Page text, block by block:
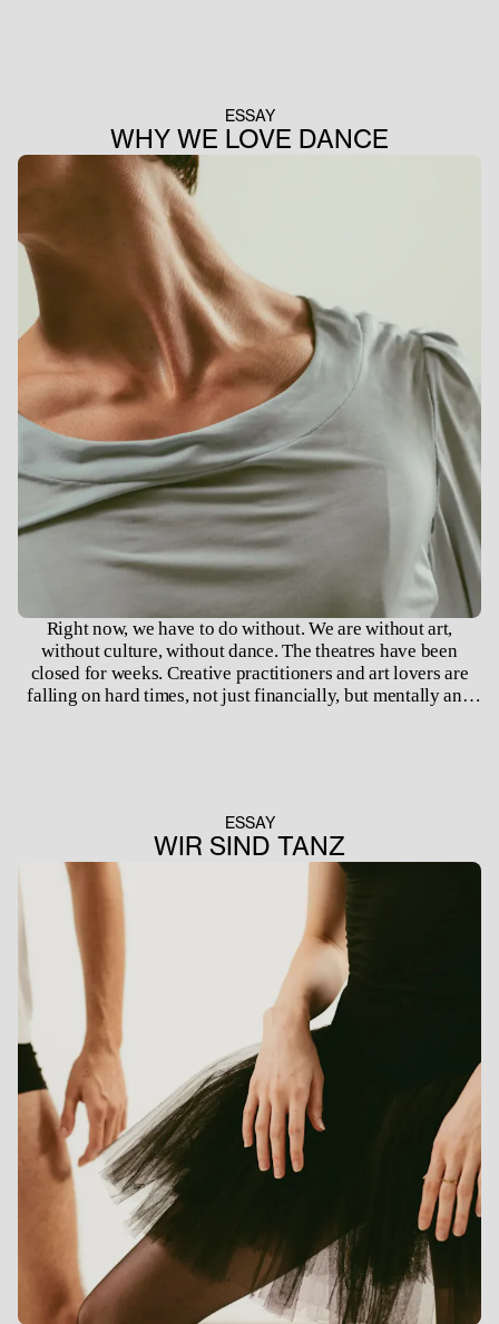
ESSAY
WHY WE LOVE DANCE
Right now, we have to do without. We are without art,
without culture, without dance. The theatres have been
closed for weeks. Creative practitioners and art lovers are
falling on hard times, not just financially, but mentally and
ESSAY
WIR SIND TANZ